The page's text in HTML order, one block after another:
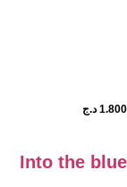
د.ج
Into the